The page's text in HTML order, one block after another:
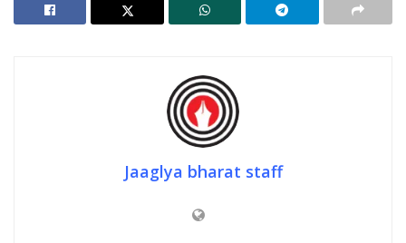
Jaaglya bharat staff